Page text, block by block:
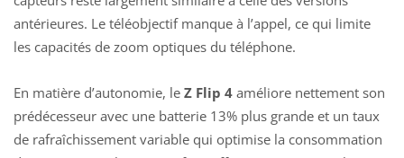
antérieures. Le téléobjectif manque à l’appel, ce qui limite
les capacités de zoom optiques du téléphone.
En matière d’autonomie, le Z Flip 4 améliore nettement son
prédécesseur avec une batterie 13% plus grande et un taux
de rafraîchissement variable qui optimise la consommation